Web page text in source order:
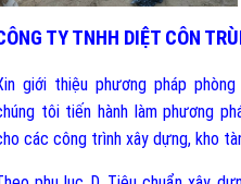
TY TNHH DIỆT CÔN
giới thiệu phương pháp
tôi tiến hành làm phương
các công trình xây dựng, kho